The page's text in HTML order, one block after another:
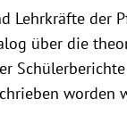
Lehrkräfte der
über die
worden